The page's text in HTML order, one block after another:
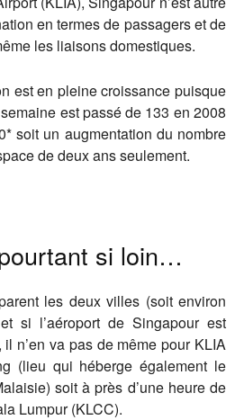
en termes de passagers et de
les liaisons domestiques.
est en pleine croissance puisque
est passé de 133 en 2008
soit un augmentation du nombre
de deux ans seulement.
si loin…
les deux villes (soit environ
si l’aéroport de Singapour est
n’en va pas de même pour KLIA
(lieu qui héberge également le
soit à près d’une heure de
Lumpur (KLCC).